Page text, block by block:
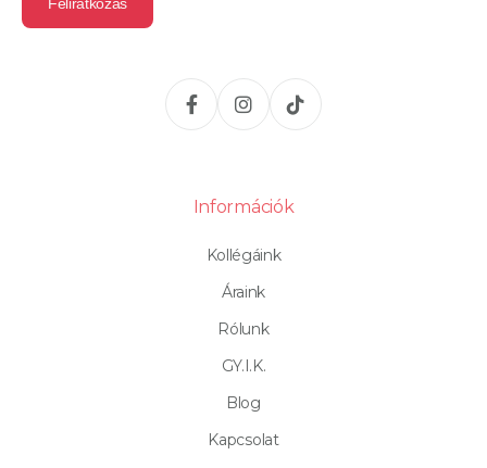
Információk
Kollégáink
Áraink
Rólunk
GY.I.K.
Blog
Kapcsolat